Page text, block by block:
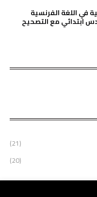
في اللغة الفرنسية
ابتدائي مع التصحيح
(21)
(20)